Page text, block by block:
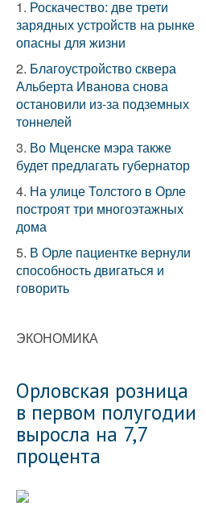
1. Роскачество: две трети
зарядных устройств на рынке
опасны для жизни
2. Благоустройство сквера
Альберта Иванова снова
остановили из-за подземных
тоннелей
3. Во Мценске мэра также
будет предлагать губернатор
4. На улице Толстого в Орле
построят три многоэтажных
дома
5. В Орле пациентке вернули
способность двигаться и
говорить
ЭКОНОМИКА
Орловская розница
в первом полугодии
выросла на 7,7
процента